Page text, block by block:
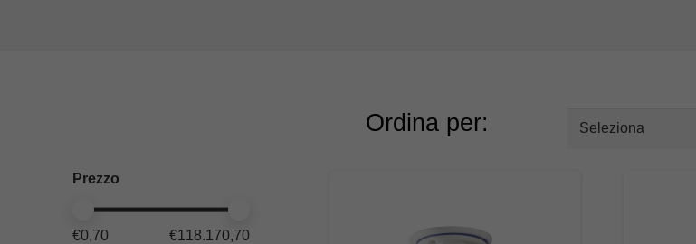
Prezzo
€0,70 €118.170,70
Ordina per: